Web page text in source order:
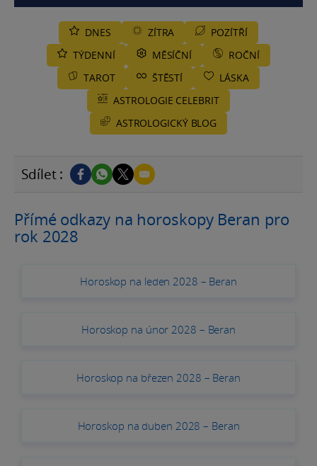
DNES ZÍTRA
POZÍTŘÍ
TÝDENNÍ
MĚSÍČNÍ
ROČNÍ
TAROT
ŠTĚSTÍ
LÁSKA
ASTROLOGIE CELEBRIT
ASTROLOGICKÝ BLOG
Sdílet :
Přímé odkazy na horoskopy Beran pro
rok 2028
Horoskop na leden 2028 – Beran
Horoskop na únor 2028 – Beran
Horoskop na březen 2028 – Beran
Horoskop na duben 2028 – Beran